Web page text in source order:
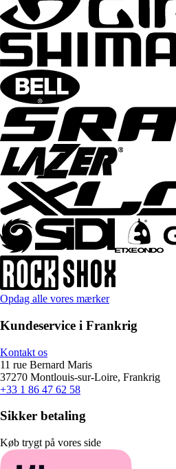
Opdag alle vores mærker
Kundeservice i Frankrig
Kontakt os
11 rue Bernard Maris
37270 Montlouis-sur-Loire, Frankrig
+33 1 86 47 62 58
Sikker betaling
Køb trygt på vores side